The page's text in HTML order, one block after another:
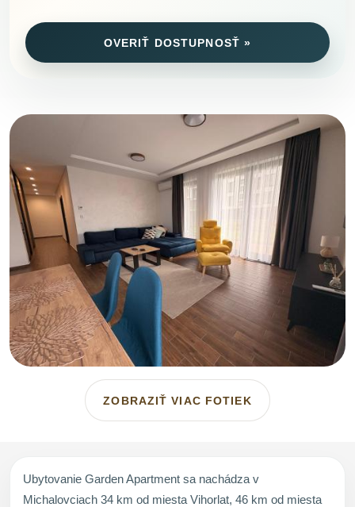
OVERIŤ DOSTUPNOSŤ »
ZOBRAZIŤ VIAC FOTIEK
Ubytovanie Garden Apartment sa nachádza v
Michalovciach 34 km od miesta Vihorlat, 46 km od miesta